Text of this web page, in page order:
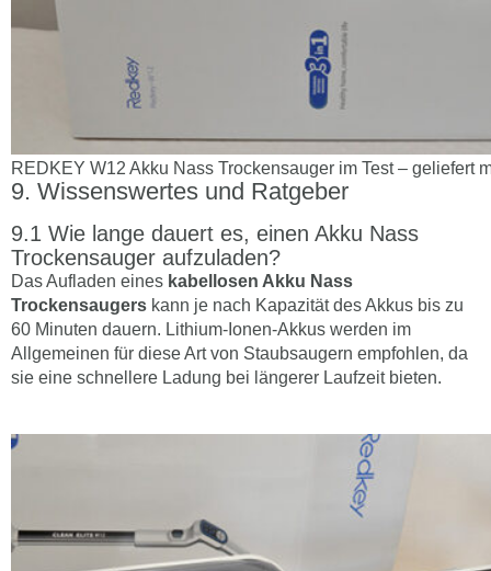
REDKEY W12 Akku Nass Trockensauger im Test – geliefert
Wissenswertes und Ratgeber
Wie lange dauert es, einen Akku Nass
Trockensauger aufzuladen?
Das Aufladen eines kabellosen Akku Nass
Trockensaugers kann je nach Kapazität des Akkus bis zu
60 Minuten dauern. Lithium-Ionen-Akkus werden im
Allgemeinen für diese Art von Staubsaugern empfohlen, da
sie eine schnellere Ladung bei längerer Laufzeit bieten.